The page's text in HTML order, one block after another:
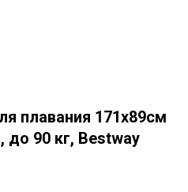
плавания 171х89см
до 90 кг, Bestway